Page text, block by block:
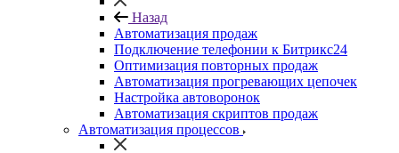
Назад
Автоматизация продаж
Подключение телефонии к Битрикс24
Оптимизация повторных продаж
Автоматизация прогревающих цепочек
Настройка автоворонок
Автоматизация скриптов продаж
Автоматизация процессов